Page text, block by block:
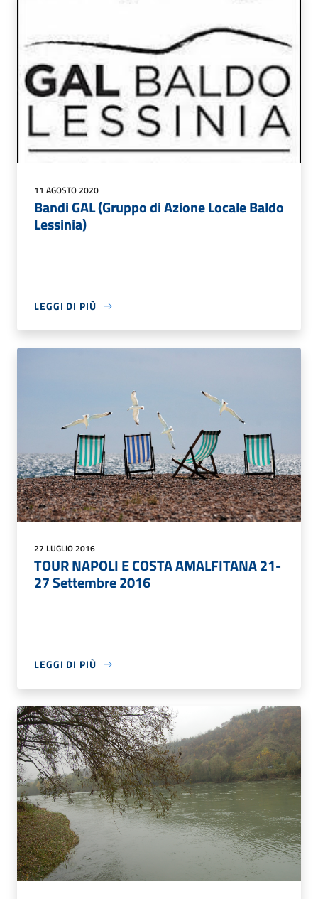
11 AGOSTO 2020
Bandi GAL (Gruppo di Azione Locale Baldo
Lessinia)
LEGGI DI PIÙ
27 LUGLIO 2016
TOUR NAPOLI E COSTA AMALFITANA 21-
27 Settembre 2016
LEGGI DI PIÙ